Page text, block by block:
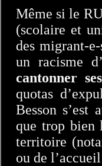
Même si le
(scolaire et
des migrant-
un racisme
cantonner
quotas
Besson s’est
que trop bien
territoire
ou de